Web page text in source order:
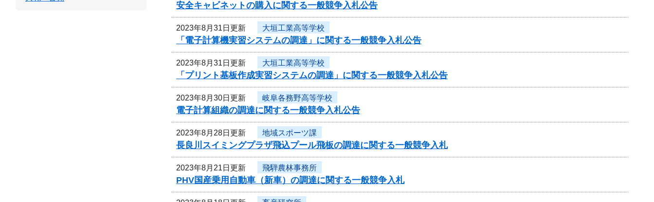
安全キャビネットの購入に関する一般競争入札公告
2023年8月31日更新 大垣工業高等学校
「電子計算機実習システムの調達」に関する一般競争入札公告
2023年8月31日更新 大垣工業高等学校
「プリント基板作成実習システムの調達」に関する一般競争入札公告
2023年8月30日更新 岐阜各務野高等学校
電子計算組織の調達に関する一般競争入札公告
2023年8月28日更新 地域スポーツ課
長良川スイミングプラザ飛込プール飛板の調達に関する一般競争入札
2023年8月21日更新 飛騨農林事務所
PHV国産乗用自動車（新車）の調達に関する一般競争入札